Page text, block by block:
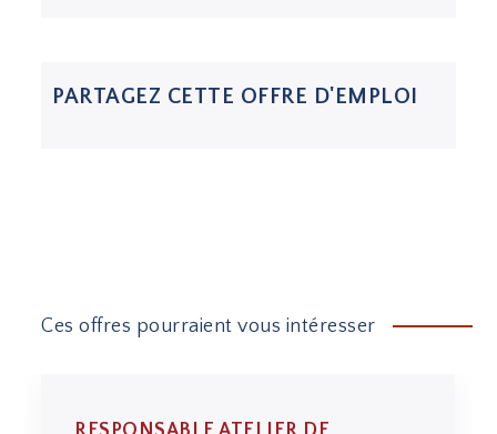
PARTAGEZ CETTE OFFRE D'EMPLOI
Ces offres pourraient vous intéresser